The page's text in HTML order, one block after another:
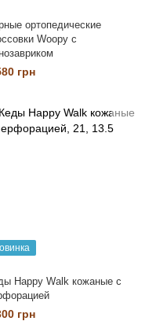
ортопедические
Woopy с
грн
Happy Walk кожаные с
грн